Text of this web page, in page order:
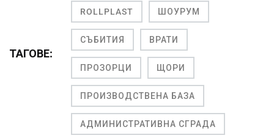
ТАГОВЕ:
ROLLPLAST ШОУРУМ
СЪБИТИЯ ВРАТИ
ПРОЗОРЦИ ЩОРИ
ПРОИЗВОДСТВЕНА БАЗА
АДМИНИСТРАТИВНА СГРАДА